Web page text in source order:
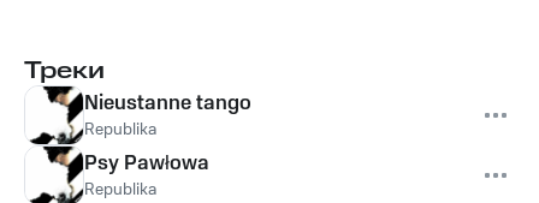
Треки
Nieustanne tango
Republika
Psy Pawłowa
Republika